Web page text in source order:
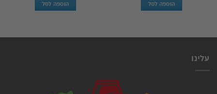
הוספה לסל הוספה לסל
עלינו